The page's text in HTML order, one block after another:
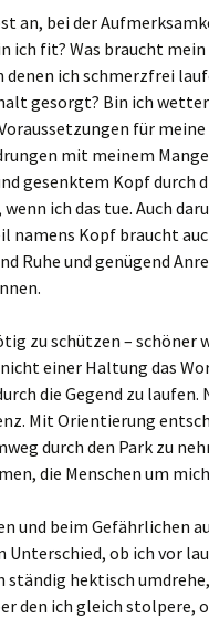
an, bei der
ich fit? Was braucht
denen ich schmerzfrei
gesorgt? Bin ich
für
mit meinem
gesenktem Kopf durch
ich das tue. Auch
Kopf braucht
Ruhe und genügend
zu schützen – schöner
einer Haltung das
die Gegend zu laufen.
Mit Orientierung
durch den Park zu
die Menschen um
und beim Gefährlichen
ob ich vor
ständig hektisch
den ich gleich stolpere,